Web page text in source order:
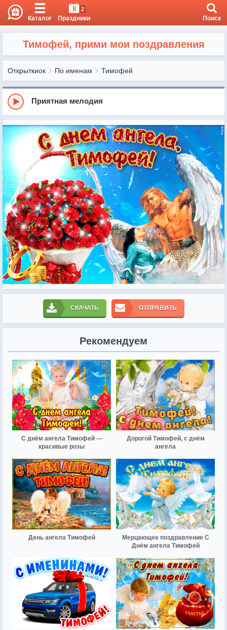
Каталог
8 2
Праздники Поиск
Тимофей, прими мои поздравления
Открыткиок По именам Тимофей
Приятная мелодия
СКАЧАТЬ ОТПРАВИТЬ
Рекомендуем
С днём ангела Тимофей —
красивые розы
Дорогой Тимофей, с днём
ангела
День ангела Тимофей
Мерцающее поздравление С
Днём ангела Тимофей